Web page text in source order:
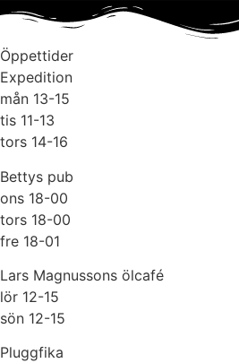
Öppettider
Expedition
mån 13-15
tis 11-13
tors 14-16
Bettys pub
ons 18-00
tors 18-00
fre 18-01
Lars Magnussons ölcafé
lör 12-15
sön 12-15
Pluggfika